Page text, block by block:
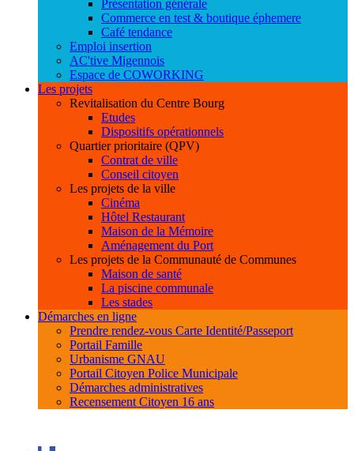
Présentation générale
Commerce en test & boutique éphemere
Café tendance
Emploi insertion
AC'tive Migennois
Espace de COWORKING
Les projets
Revitalisation du Centre Bourg
Etudes
Dispositifs opérationnels
Quartier prioritaire (QPV)
Contrat de ville
Conseil citoyen
Les projets de la ville
Cinéma
Hôtel Restaurant
Maison de la Mémoire
Aménagement du Port
Les projets de la Communauté de Communes
Maison de santé
La piscine communale
Les stades
Démarches en ligne
Prendre rendez-vous Carte Identité/Passeport
Portail Famille
Urbanisme GNAU
Portail Citoyen Police Municipale
Démarches administratives
Recensement Citoyen 16 ans